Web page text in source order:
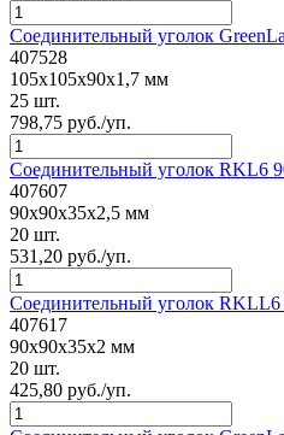
Соединительный уголок
407528
105x105x90x1,7 мм
25 шт.
798,75 руб./уп.
Соединительный уголок RKL6
407607
90x90x35x2,5 мм
20 шт.
531,20 руб./уп.
Соединительный уголок
407617
90x90x35x2 мм
20 шт.
425,80 руб./уп.